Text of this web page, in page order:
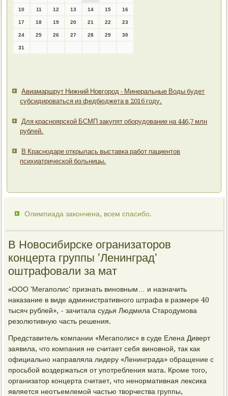
10 11 12 13 14 15 16
17 18 19 20 21 22 23
24 25 26 27 28 29 30
31
Авиамаршрут Нижний Новгород - Минеральные Воды будет
субсидироваться из федбюджета в 2016 году.
Для красноярской БСМП закупят оборудование на 446,7 млн
рублей.
В Краснодаре открылась выставка работ пациентов
психиатрической больницы.
Олимпиада закончена, всем спасибо.
В Новосибирске огранизаторов
концерта группы 'Ленинград'
оштрафовали за мат
«ООО 'Мегаполис' признать виновным… и назначить
наказание в виде административного штрафа в размере 40
тысяч рублей», - зачитала судья Людмила Стародумова
резолютивную часть решения.
Представитель компании «Мегаполис» в суде Елена Диверт
заявила, что компания не считает себя виновной, так как
официально направляла лидеру «Ленинграда» обращение с
просьбой воздержаться от употребления мата. Кроме того,
организатор концерта считает, что ненормативная лексика
является неотъемлемой частью творчества группы,